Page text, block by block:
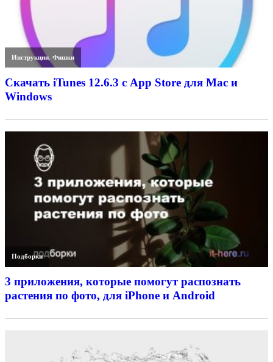
Инструкции,Фишки
Скачать iTunes 12.6.3 с App Store для Mac и
Windows
Подборки
3 приложения, которые помогут распознать
растения по фото, для iPhone и Android